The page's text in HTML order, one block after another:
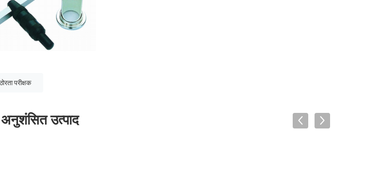
परीक्षक
अनुशंसित उत्पाद